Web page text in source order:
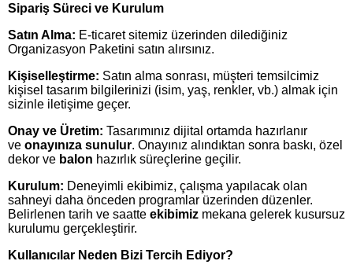
Sipariş Süreci ve Kurulum
Satın Alma: E-ticaret sitemiz üzerinden dilediğiniz
Organizasyon Paketini satın alırsınız.
Kişiselleştirme: Satın alma sonrası, müşteri temsilcimiz
kişisel tasarım bilgilerinizi (isim, yaş, renkler, vb.) almak için
sizinle iletişime geçer.
Onay ve Üretim: Tasarımınız dijital ortamda hazırlanır
ve onayınıza sunulur. Onayınız alındıktan sonra baskı, özel
dekor ve balon hazırlık süreçlerine geçilir.
Kurulum: Deneyimli ekibimiz, çalışma yapılacak olan
sahneyi daha önceden programlar üzerinden düzenler.
Belirlenen tarih ve saatte ekibimiz mekana gelerek kusursuz
kurulumu gerçekleştirir.
Kullanıcılar Neden Bizi Tercih Ediyor?